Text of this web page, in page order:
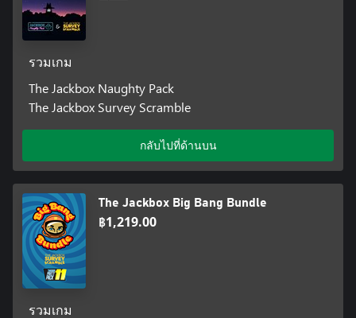
รวมเกม
The Jackbox Naughty Pack
The Jackbox Survey Scramble
กลับไปที่ด้านบน
The Jackbox Big Bang Bundle
฿1,219.00
รวมเกม